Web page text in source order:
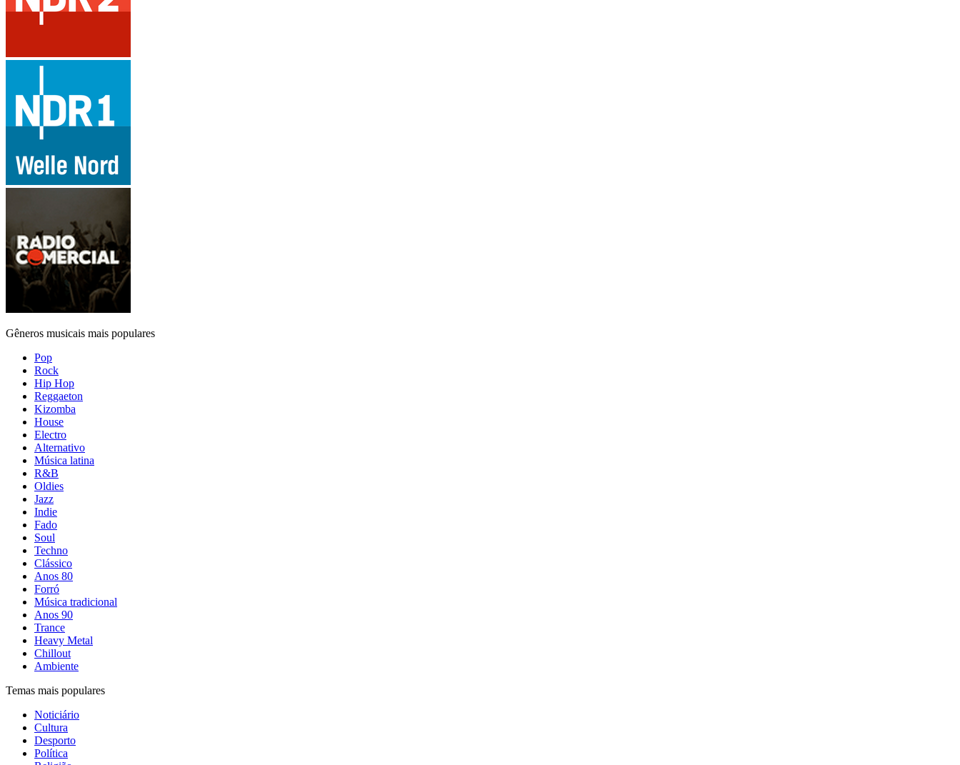
Gêneros musicais mais populares
Pop
Rock
Hip Hop
Reggaeton
Kizomba
House
Electro
Alternativo
Música latina
R&B
Oldies
Jazz
Indie
Fado
Soul
Techno
Clássico
Anos 80
Forró
Música tradicional
Anos 90
Trance
Heavy Metal
Chillout
Ambiente
Temas mais populares
Noticiário
Cultura
Desporto
Política